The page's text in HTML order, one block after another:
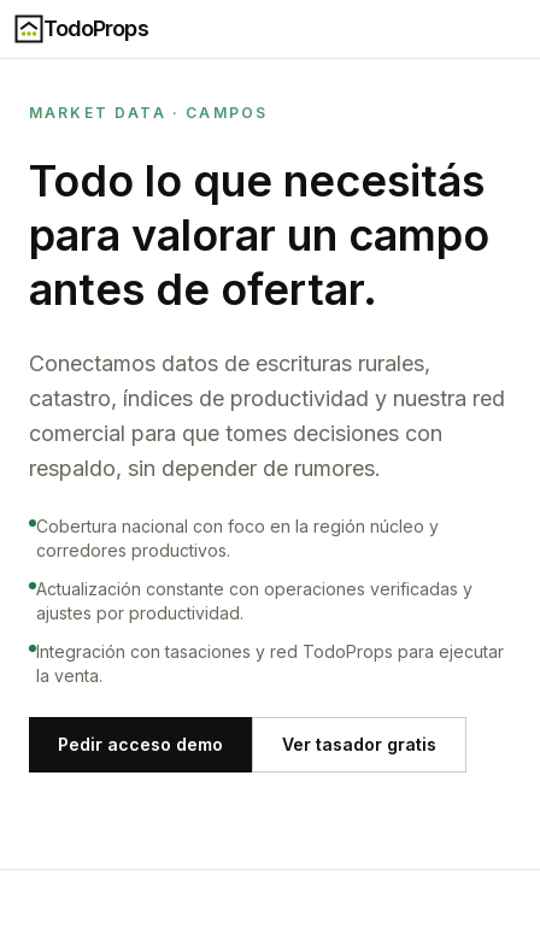
TodoProps
MARKET DATA · CAMPOS
Todo lo que necesitás
para valorar un campo
antes de ofertar.
Conectamos datos de escrituras rurales,
catastro, índices de productividad y nuestra red
comercial para que tomes decisiones con
respaldo, sin depender de rumores.
Cobertura nacional con foco en la región núcleo y
corredores productivos.
Actualización constante con operaciones verificadas y
ajustes por productividad.
Integración con tasaciones y red TodoProps para ejecutar
la venta.
Pedir acceso demo Ver tasador gratis